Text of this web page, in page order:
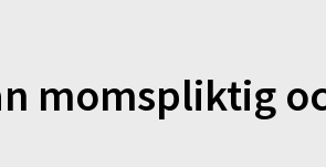
momspliktig